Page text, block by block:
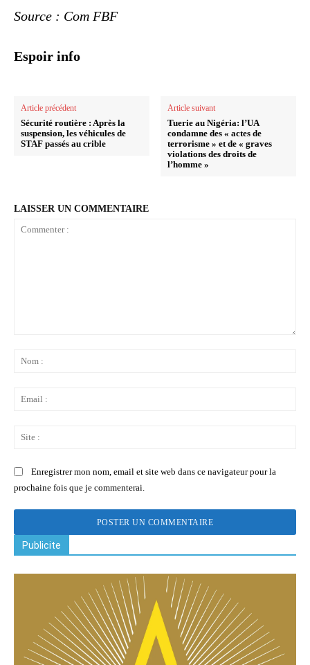
Source : Com FBF
Espoir info
Article précédent
Sécurité routière : Après la
suspension, les véhicules de
STAF passés au crible
Article suivant
Tuerie au Nigéria: l’UA
condamne des « actes de
terrorisme » et de « graves
violations des droits de
l’homme »
LAISSER UN COMMENTAIRE
Enregistrer mon nom, email et site web dans ce navigateur pour la
prochaine fois que je commenterai.
Publicite